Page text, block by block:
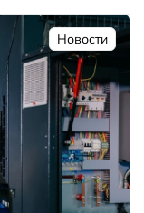
Новости